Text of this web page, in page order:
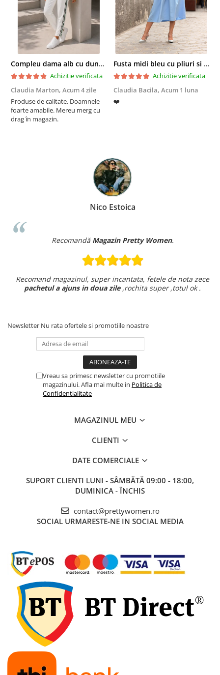
Compleu dama alb cu dungi laterale in nuante de verde si negru
Achizitie verificata
Claudia Marton, Acum 4 zile
Produse de calitate. Doamnele
foarte amabile. Mereu merg cu
drag în magazin.
Fusta midi bleu cu pliuri si buzunare
Achizitie verificata
Claudia Bacila, Acum 1 luna
❤️
Nico Estoica
RecomandăMagazin Pretty Women.
Recomand magazinul, super incantata, fetele de nota zece
pachetul a ajuns in doua zile,rochita super ,totul ok .
Newsletter Nu rata ofertele si promotiile noastre
Vreau sa primesc newsletter cu promotiile
magazinului. Afla mai multe in Politica de
Confidentialitate
MAGAZINUL MEU
CLIENTI
DATE COMERCIALE
SUPORT CLIENTI LUNI - SÂMBĂTĂ 09:00 - 18:00,
DUMINICA - ÎNCHIS
contact@prettywomen.ro
SOCIAL URMARESTE-NE IN SOCIAL MEDIA